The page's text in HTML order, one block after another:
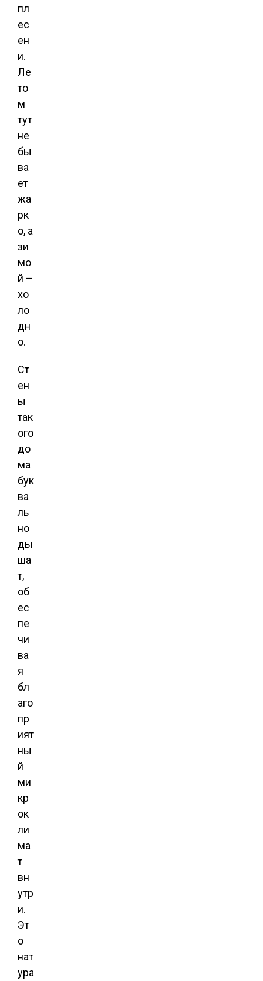
пл
ес
ен
и.
Ле
то
м
тут
не
бы
ва
ет
жа
рк
о, а
зи
мо
й –
хо
ло
дн
о.
Ст
ен
ы
так
ого
до
ма
бук
ва
ль
но
ды
ша
т,
об
ес
пе
чи
ва
я
бл
аго
пр
ият
ны
й
ми
кр
ок
ли
ма
т
вн
утр
и.
Эт
о
нат
ура